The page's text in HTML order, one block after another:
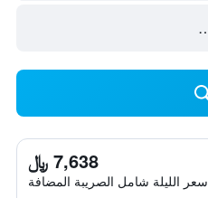
7,638 ﷼
سعر الليلة شامل الصريبة المضافة